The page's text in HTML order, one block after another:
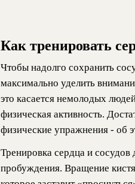
Как тренировать
Чтобы надолго сохранить
максимально уделить
это касается немолодых
физическая активность.
физические упражнения - об
Тренировка сердца и сосудов
пробуждения. Вращение